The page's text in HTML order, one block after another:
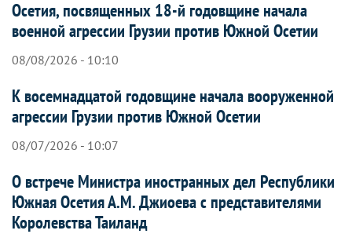
Осетия, посвященных 18-й годовщине начала
военной агрессии Грузии против Южной Осетии
08/08/2026 - 10:10
К восемнадцатой годовщине начала вооруженной
агрессии Грузии против Южной Осетии
08/07/2026 - 10:07
О встрече Министра иностранных дел Республики
Южная Осетия А.М. Джиоева с представителями
Королевства Таиланд